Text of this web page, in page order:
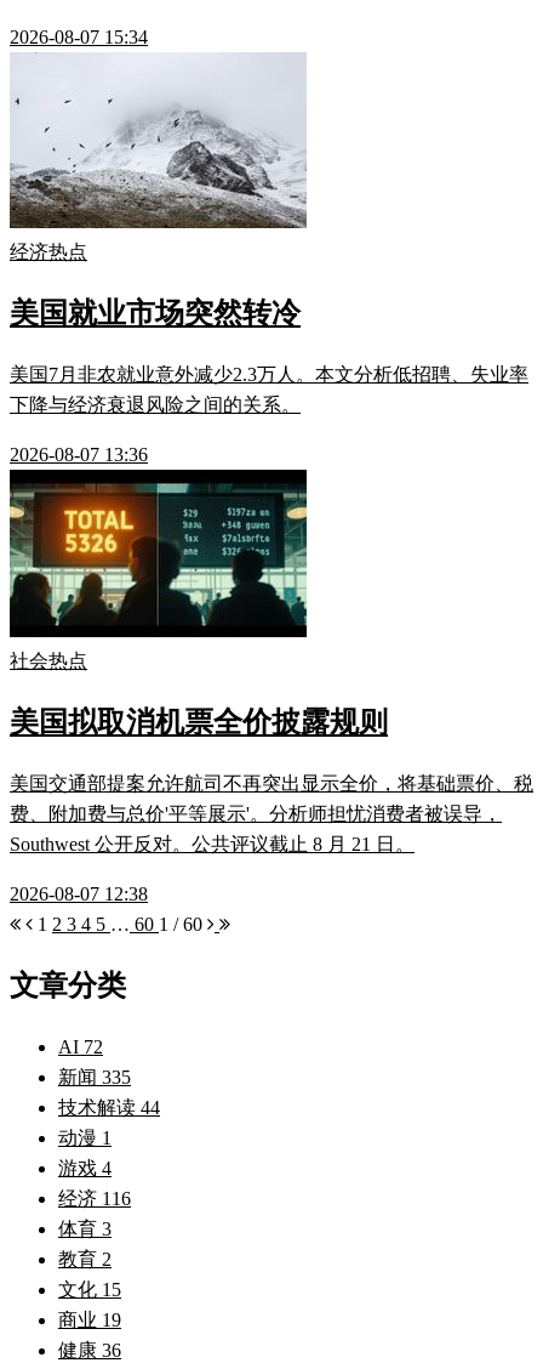
2026-08-07 15:34
经济热点
美国就业市场突然转冷
美国7月非农就业意外减少2.3万人。本文分析低招聘、失业率
下降与经济衰退风险之间的关系。
2026-08-07 13:36
社会热点
美国拟取消机票全价披露规则
美国交通部提案允许航司不再突出显示全价，将基础票价、税
费、附加费与总价'平等展示'。分析师担忧消费者被误导，
Southwest 公开反对。公共评议截止 8 月 21 日。
2026-08-07 12:38
1 2 3 4 5 … 60 1 / 60
文章分类
AI 72
新闻 335
技术解读 44
动漫 1
游戏 4
经济 116
体育 3
教育 2
文化 15
商业 19
健康 36